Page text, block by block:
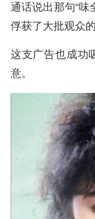
通话说出那句“味
俘获了大批观众的
这支广告也成功
意。